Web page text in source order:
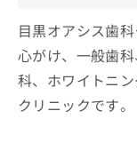
目黒オアシス歯
心がけ、一般歯
科、ホワイトニ
クリニックです。